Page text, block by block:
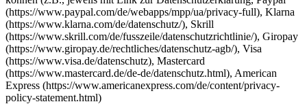
(https://www.paypal.com/de/webapps/mpp/ua/privacy-full), Klarna
(https://www.klarna.com/de/datenschutz/), Skrill
(https://www.skrill.com/de/fusszeile/datenschutzrichtlinie/), Giropay
(https://www.giropay.de/rechtliches/datenschutz-agb/), Visa
(https://www.visa.de/datenschutz), Mastercard
(https://www.mastercard.de/de-de/datenschutz.html), American
Express (https://www.americanexpress.com/de/content/privacy-
policy-statement.html)